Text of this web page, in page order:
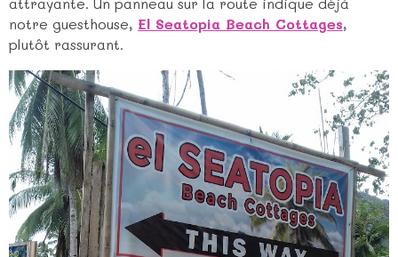
notre guesthouse, El Seatopia Beach Cottages,
plutôt rassurant.